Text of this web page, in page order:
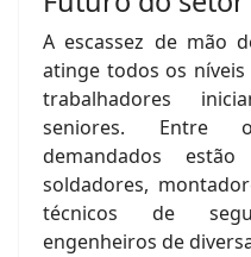
A escassez de mão
atinge todos os
trabalhadores
seniores. Entre
demandados
soldadores,
técnicos de
engenheiros de